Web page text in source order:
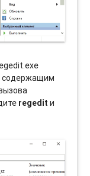
содержащим
regedit и